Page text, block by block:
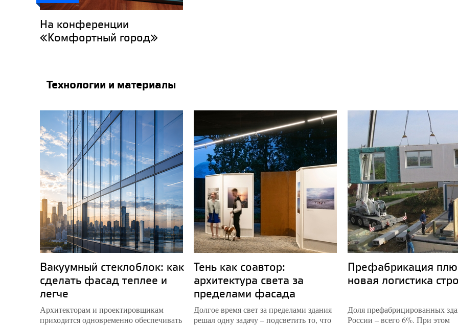
На конференции
«Комфортный город»
Технологии и материалы
Вакуумный стеклоблок: как
сделать фасад теплее и
легче
Архитекторам и проектировщикам
приходится одновременно обеспечивать
Тень как соавтор:
архитектура света за
пределами фасада
Долгое время свет за пределами здания
решал одну задачу – подсветить то, что
Префабрикация
новая логистика
Доля префабрицированных
России – всего 6%. При этом